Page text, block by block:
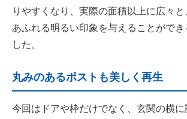
りやすくなり、実際の面積以上に広々
あふれる明るい印象を与えることができ
した。
丸みのあるポストも美しく再生
今回はドアや枠だけでなく、玄関の横に